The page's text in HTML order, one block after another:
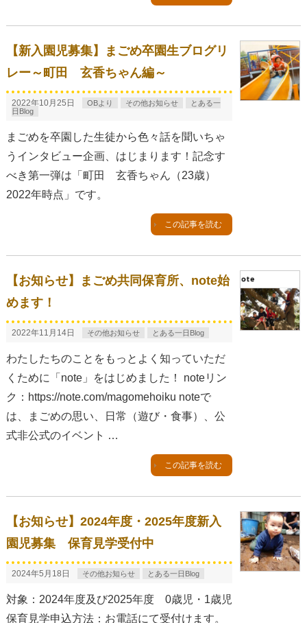
【新入園児募集】まごめ卒園生ブログリ
レー～町田 玄香ちゃん編～
2022年10月25日 OBより その他お知らせ
とある一
日Blog
まごめを卒園した生徒から色々話を聞いちゃ
うインタビュー企画、はじまります！記念す
べき第一弾は「町田 玄香ちゃん（23歳）
2022年時点」です。
この記事を読む
【お知らせ】まごめ共同保育所、note始
めます！
2022年11月14日 その他お知らせ とある一日Blog
わたしたちのことをもっとよく知っていただ
くために「note」をはじめました！ noteリン
ク：https://note.com/magomehoiku noteで
は、まごめの思い、日常（遊び・食事）、公
式非公式のイベント …
この記事を読む
【お知らせ】2024年度・2025年度新入
園児募集 保育見学受付中
2024年5月18日 その他お知らせ とある一日Blog
対象：2024年度及び2025年度 0歳児・1歳児
保育見学申込方法：お電話にて受付けます。